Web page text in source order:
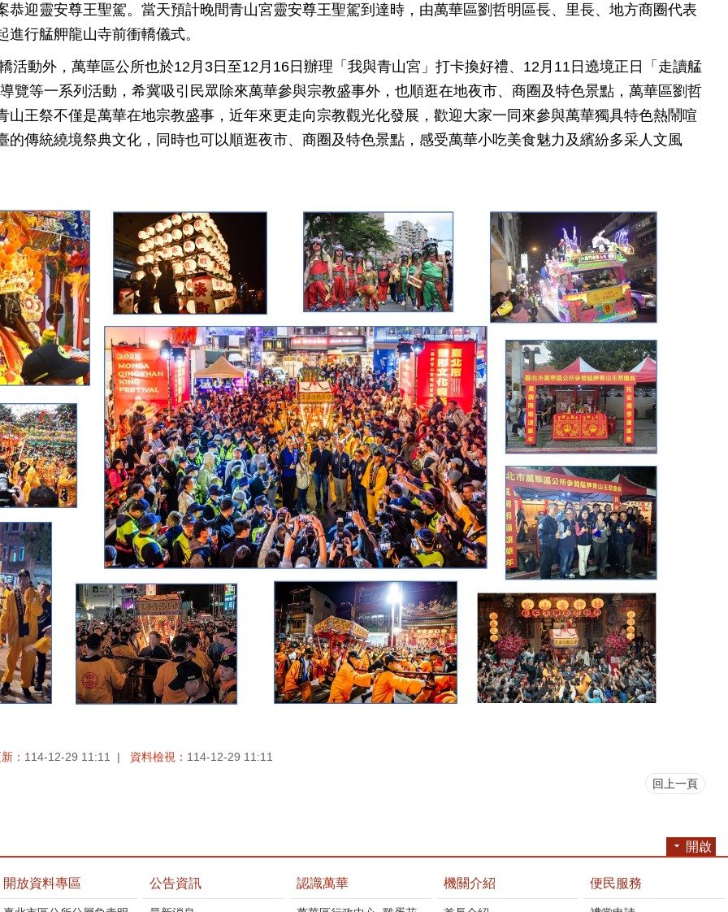
恭迎靈安尊王聖駕。當天預計晚間青山宮靈安尊王聖駕到達時，由萬華區劉哲明區長、里長、地方商圈代表
進行艋舺龍山寺前衝轎儀式。
外，萬華區公所也於12月3日至12月16日辦理「我與青山宮」打卡換好禮、12月11日遶境正日「走讀艋
覽等一系列活動，希冀吸引民眾除來萬華參與宗教盛事外，也順逛在地夜市、商圈及特色景點，萬華區劉哲
山王祭不僅是萬華在地宗教盛事，近年來更走向宗教觀光化發展，歡迎大家一同來參與萬華獨具特色熱鬧喧
的傳統繞境祭典文化，同時也可以順逛夜市、商圈及特色景點，感受萬華小吃美食魅力及繽紛多采人文風
： 114-12-29 11:11 資料檢視： 114-12-29 11:11
回上一頁
開啟
開放資料專區 公告資訊 認識萬華 機關介紹 便民服務